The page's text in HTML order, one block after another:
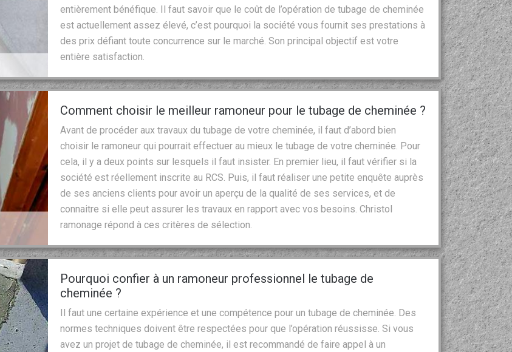
entièrement bénéfique. Il faut savoir que le coût de l’opération de tubage de cheminée
est actuellement assez élevé, c’est pourquoi la société vous fournit ses prestations à
des prix défiant toute concurrence sur le marché. Son principal objectif est votre
entière satisfaction.
Comment choisir le meilleur ramoneur pour le tubage de cheminée ?
Avant de procéder aux travaux du tubage de votre cheminée, il faut d’abord bien
choisir le ramoneur qui pourrait effectuer au mieux le tubage de votre cheminée. Pour
cela, il y a deux points sur lesquels il faut insister. En premier lieu, il faut vérifier si la
société est réellement inscrite au RCS. Puis, il faut réaliser une petite enquête auprès
de ses anciens clients pour avoir un aperçu de la qualité de ses services, et de
connaitre si elle peut assurer les travaux en rapport avec vos besoins. Christol
ramonage répond à ces critères de sélection.
Pourquoi confier à un ramoneur professionnel le tubage de
cheminée ?
Il faut une certaine expérience et une compétence pour un tubage de cheminée. Des
normes techniques doivent être respectées pour que l’opération réussisse. Si vous
avez un projet de tubage de cheminée, il est recommandé de faire appel à un